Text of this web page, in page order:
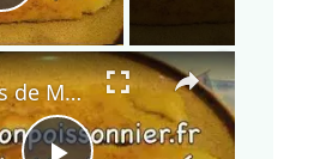
Play Video
×
Filets de Merlan panés